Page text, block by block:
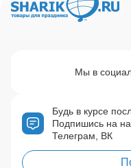
Будь в курсе
Подпишись на
Телеграм, ВК
Мы в